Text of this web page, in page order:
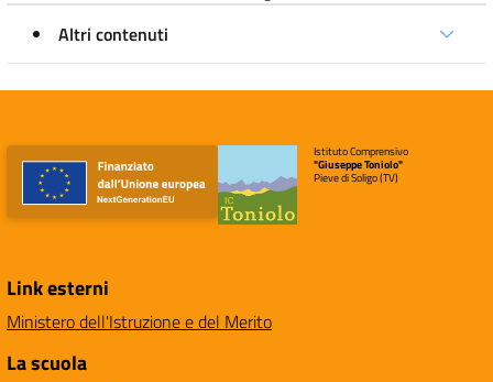
Altri contenuti
Istituto Comprensivo
"Giuseppe Toniolo"
Pieve di Soligo (TV)
Link esterni
Ministero dell'Istruzione e del Merito
La scuola